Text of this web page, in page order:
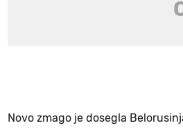
Novo zmago je dosegla